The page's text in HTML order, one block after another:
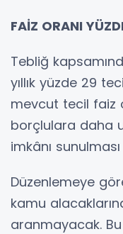
FAİZ ORANI
Tebliğ
yıllık yüzde 29
mevcut tecil faiz
borçlulara daha
imkânı
Düzenlemeye
kamu
aranmayacak.